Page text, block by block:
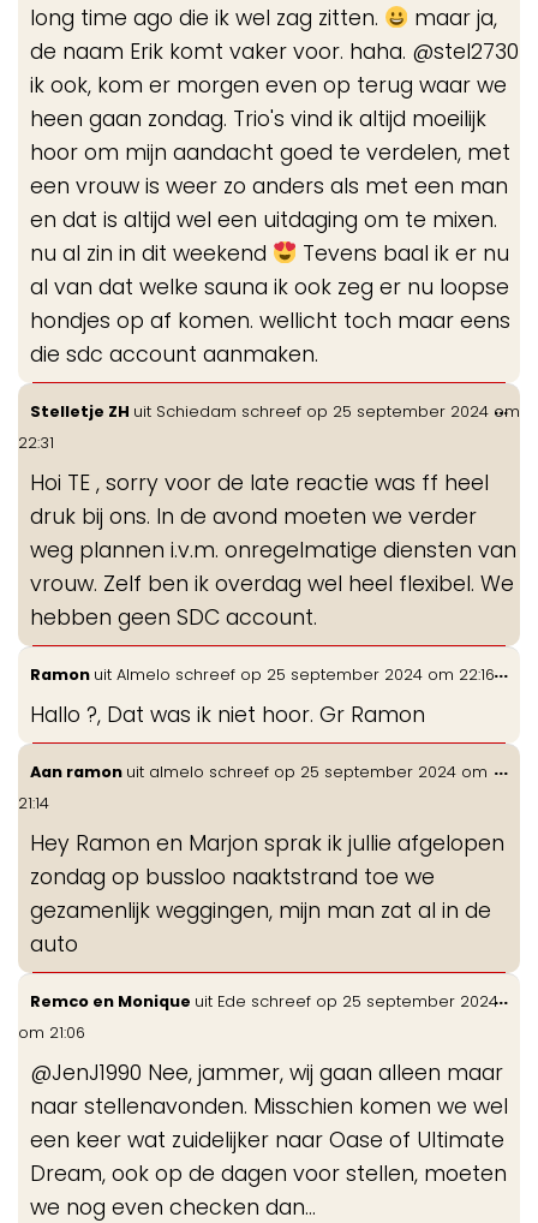
long time ago die ik wel zag zitten.
maar ja,
de naam Erik komt vaker voor. haha. @stel2730
ik ook, kom er morgen even op terug waar we
heen gaan zondag. Trio's vind ik altijd moeilijk
hoor om mijn aandacht goed te verdelen, met
een vrouw is weer zo anders als met een man
en dat is altijd wel een uitdaging om te mixen.
nu al zin in dit weekend
Tevens baal ik er nu
al van dat welke sauna ik ook zeg er nu loopse
hondjes op af komen. wellicht toch maar eens
die sdc account aanmaken.
Stelletje ZH uit Schiedam schreef op 25 september 2024 om
22:31
Hoi TE , sorry voor de late reactie was ff heel
druk bij ons. In de avond moeten we verder
weg plannen i.v.m. onregelmatige diensten van
vrouw. Zelf ben ik overdag wel heel flexibel. We
hebben geen SDC account.
...
Ramon uit Almelo schreef op 25 september 2024 om 22:16
Hallo ?, Dat was ik niet hoor. Gr Ramon
...
Aan ramon uit almelo schreef op 25 september 2024 om
21:14
Hey Ramon en Marjon sprak ik jullie afgelopen
zondag op bussloo naaktstrand toe we
gezamenlijk weggingen, mijn man zat al in de
auto
...
Remco en Monique uit Ede schreef op 25 september 2024
om 21:06
@JenJ1990 Nee, jammer, wij gaan alleen maar
naar stellenavonden. Misschien komen we wel
een keer wat zuidelijker naar Oase of Ultimate
Dream, ook op de dagen voor stellen, moeten
we nog even checken dan…
...